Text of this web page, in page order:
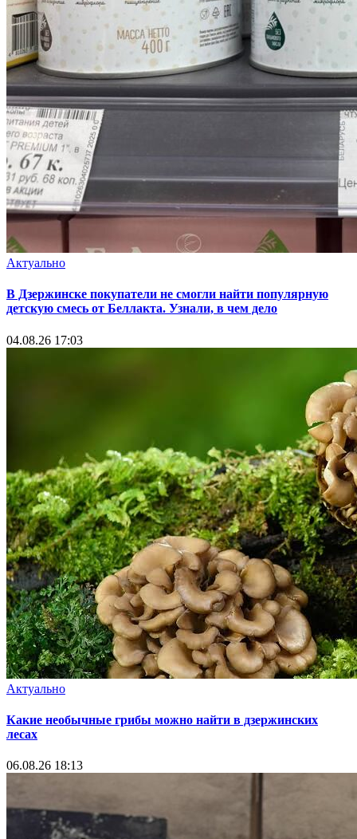
Актуально
В Дзержинске покупатели не смогли найти популярную
детскую смесь от Беллакта. Узнали, в чем дело
04.08.26 17:03
Актуально
Какие необычные грибы можно найти в дзержинских
лесах
06.08.26 18:13